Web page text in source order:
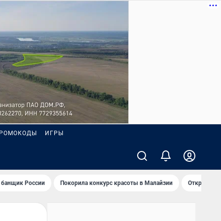
ИГРЫ
России Покорила конкурс красоты в Малайзии Открыл